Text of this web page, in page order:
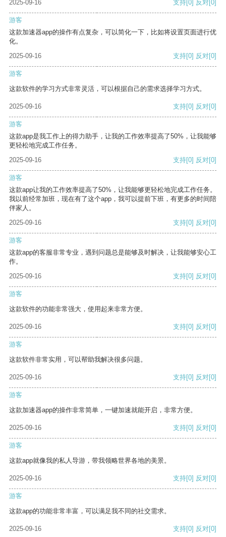
2025-09-16 支持 [0] 反对 [0]
游客
这款加速器app的操作有点复杂，可以简化一下，比如将设置页面进行优
化。
2025-09-16
支持[0] 反对[0]
游客
这款软件的学习方式非常灵活，可以根据自己的需求选择学习方式。
2025-09-16 支持[0] 反对[0]
游客
这款app是我工作上的得力助手，让我的工作效率提高了50%，让我能够
更轻松地完成工作任务。
2025-09-16
支持[0] 反对[0]
游客
这款app让我的工作效率提高了50%，让我能够更轻松地完成工作任务。
我以前经常加班，现在有了这个app，我可以提前下班，有更多的时间陪
伴家人。
2025-09-16
支持[0] 反对[0]
游客
这款app的客服非常专业，遇到问题总是能够及时解决，让我能够安心工
作。
2025-09-16
支持[0] 反对[0]
游客
这款软件的功能非常强大，使用起来非常方便。
2025-09-16 支持[0] 反对[0]
游客
这款软件非常实用，可以帮助我解决很多问题。
2025-09-16 支持[0] 反对[0]
游客
这款加速器app的操作非常简单，一键加速就能开启，非常方便。
2025-09-16 支持[0] 反对[0]
游客
这款app就像我的私人导游，带我领略世界各地的美景。
2025-09-16 支持[0] 反对[0]
游客
这款app的功能非常丰富，可以满足我不同的社交需求。
2025-09-16 支持[0] 反对[0]